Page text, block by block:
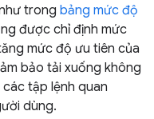
trong bảng mức độ
được chỉ định mức
mức độ ưu tiên của
bảo tải xuống không
tập lệnh quan
dùng.